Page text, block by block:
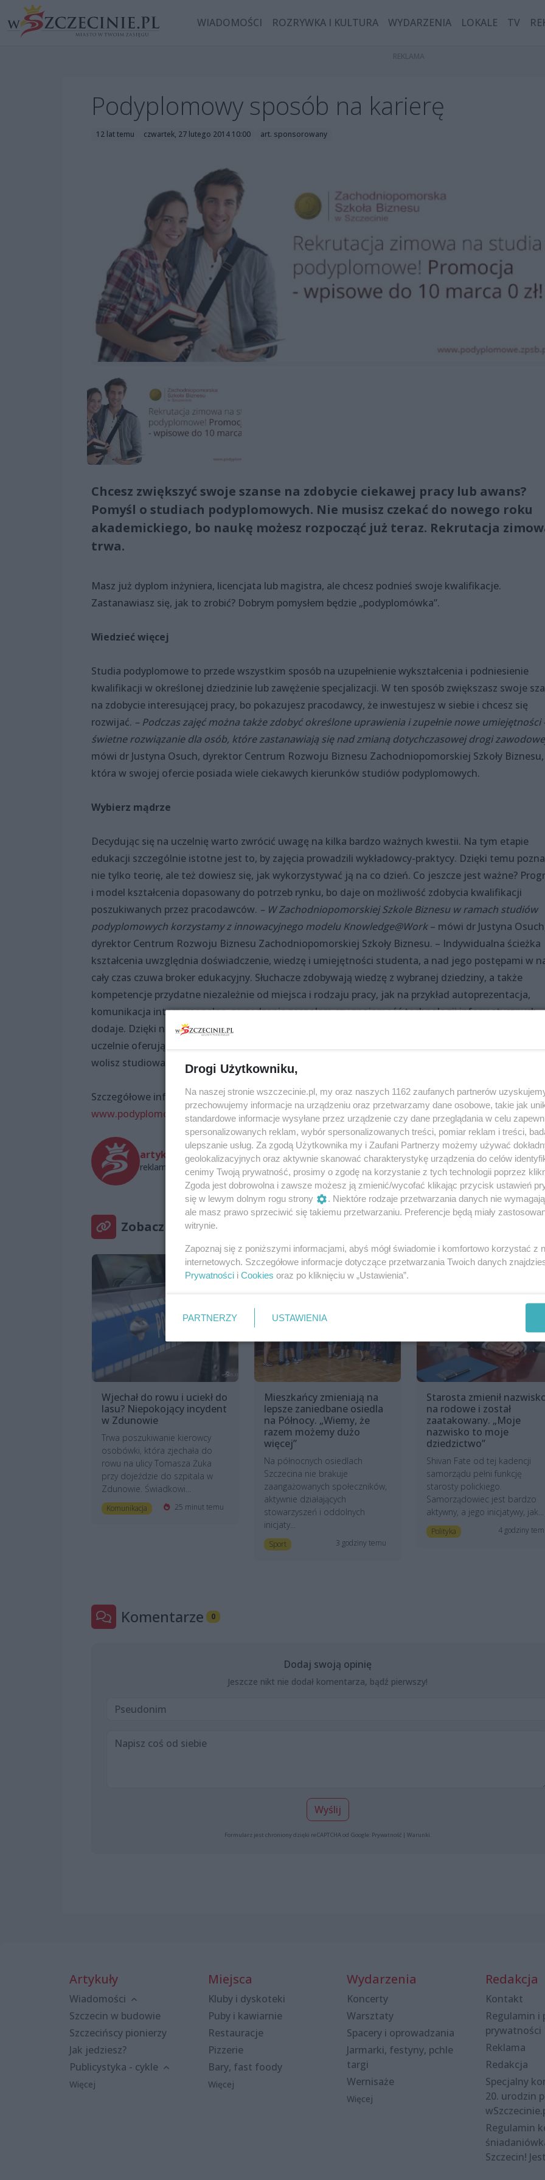
WIADOMOŚCI ROZRYWKA I KULTURA WYDARZENIA LOKALE TV
Podyplomowy sposób na karierę
12 lat temu czwartek, 27 lutego 2014 10:00 art. sponsorowany
Chcesz zwiększyć swoje szanse na zdobycie ciekawej pracy lub awans?
Pomyśl o studiach podyplomowych. Nie musisz czekać do nowego roku
akademickiego, bo naukę możesz rozpocząć już teraz. Rekrutacja
trwa.
Masz już dyplom inżyniera, licencjata lub magistra, ale chcesz podnieś swoje kwalifikacje.
Zastanawiasz się, jak to zrobić? Dobrym pomysłem będzie „podyplomówka”.
Wiedzieć więcej
Studia podyplomowe to przede wszystkim sposób na uzupełnienie wykształcenia i podniesienie
kwalifikacji w określonej dziedzinie lub zawężenie specjalizacji. W ten sposób zwiększasz swoje
na zdobycie interesującej pracy, bo pokazujesz pracodawcy, że inwestujesz w siebie i chcesz się
rozwijać. – Podczas zajęć można także zdobyć określone uprawienia i zupełnie nowe umiejętności
świetne rozwiązanie dla osób, które zastanawiają się nad zmianą dotychczasowej drogi
mówi dr Justyna Osuch, dyrektor Centrum Rozwoju Biznesu Zachodniopomorskiej Szkoły Biznesu,
która w swojej ofercie posiada wiele ciekawych kierunków studiów podyplomowych.
Wybierz mądrze
Decydując się na uczelnię warto zwrócić uwagę na kilka bardzo ważnych kwestii. Na tym etapie
edukacji szczególnie istotne jest to, by zajęcia prowadzili wykładowcy-praktycy. Dzięki temu
nie tylko teorię, ale też dowiesz się, jak wykorzystywać ją na co dzień. Co jeszcze jest ważne?
i model kształcenia dopasowany do potrzeb rynku, bo daje on możliwość zdobycia kwalifikacji
poszukiwanych przez pracodawców. – W Zachodniopomorskiej Szkole Biznesu w ramach studiów
podyplomowych korzystamy z innowacyjnego modelu Knowledge@Work– mówi dr Justyna
dyrektor Centrum Rozwoju Biznesu Zachodniopomorskiej Szkoły Biznesu. – Indywidualna ścieżka
kształcenia uwzględnia doświadczenie, wiedzę i umiejętności studenta, a nad jego postępami w
cały czas czuwa broker edukacyjny. Słuchacze zdobywają wiedzę z wybranej dziedziny, a także
kompetencje przydatne niezależnie od miejsca i rodzaju pracy, jak na przykład autoprezentacja,
komunikacja interpersonalna, zarządzanie zespołem czy znajomość technologii informatycznych –
dodaje. Dzięki nowoczesnym rozwiązaniom dziś uczyć można się w dowolnym miejscu i czasie, bo
uczelnie oferują również kursy e-learningowe. To świetna propozycja, jeśli pracujesz w weekendy
wolisz studiować zdalnie.
Szczegółowe informacje na temat zimowej rekrutacji na studia podyplomowe znajdziesz na
www.podyplomowe.zpsb.pl.
artykuł sponsorowany
reklama@wszczecinie.pl Udostępnij
Zobacz też
Wjechał do rowu i uciekł do
lasu? Niepokojący incydent
w Zdunowie
Trwa poszukiwanie kierowcy
osobówki, która zjechała do
rowu na ulicy Tomasza Żuka
przy dojeździe do szpitala w
Zdunowie. Świadkowi...
Komunikacja 25 minut temu
Mieszkańcy zmieniają na
lepsze zaniedbane osiedla
na Północy. „Wiemy, że
razem możemy dużo
więcej”
Na północnych osiedlach
Szczecina nie brakuje
zaangażowanych społeczników,
aktywnie działających
stowarzyszeń i oddolnych
inicjaty...
Sport 3 godziny temu
Starosta zmienił
na rodowe i został
zaatakowany. „Moje
nazwisko to moje
dziedzictwo”
Shivan Fate od tej kadencji
samorządu pełni funkcję
starosty polickiego.
Samorządowiec jest bardzo
aktywny, a jego inicjatywy, jak...
Polityka 4 godziny
Komentarze 0
Dodaj swoją opinię
Jeszcze nikt nie dodał komentarza, bądź pierwszy!
Wyślij
Formularz jest chroniony dzięki reCAPTCHA od Google: Prywatność| Warunki
Artykuły
Wiadomości
Szczecin w budowie
Szczecińscy pionierzy
Jak jedziesz?
Publicystyka - cykle
Więcej
Miejsca
Kluby i dyskoteki
Puby i kawiarnie
Restauracje
Pizzerie
Bary, fast foody
Więcej
Wydarzenia
Koncerty
Warsztaty
Spacery i oprowadzania
Jarmarki, festyny, pchle
targi
Wernisaże
Więcej
Redakcja
Kontakt
Regulamin i
prywatności
Reklama
Redakcja
Specjalny
20. urodzin
Regulamin
Szczecin!
Drogi Użytkowniku,
Na naszej stronie wszczecinie.pl, my oraz naszych 1162 zaufanych partnerów
przechowujemy informacje na urządzeniu oraz przetwarzamy dane osobowe, takie jak
standardowe informacje wysyłane przez urządzenie czy dane przeglądania w celu
spersonalizowanych reklam, wybór spersonalizowanych treści, pomiar reklam i treści,
ulepszanie usług. Za zgodą Użytkownika my i Zaufani Partnerzy możemy używać
geolokalizacyjnych oraz aktywnie skanować charakterystykę urządzenia do celów
cenimy Twoją prywatność, prosimy o zgodę na korzystanie z tych technologii poprzez
Zgoda jest dobrowolna i zawsze możesz ją zmienić/wycofać klikając przycisk ustawień
się w lewym dolnym rogu strony
. Niektóre rodzaje przetwarzania danych nie
ale masz prawo sprzeciwić się takiemu przetwarzaniu. Preferencje będą miały
witrynie.
Zapoznaj się z poniższymi informacjami, abyś mógł świadomie i komfortowo korzystać z
internetowych. Szczegółowe informacje dotyczące przetwarzania Twoich danych
Prywatności i Cookies oraz po kliknięciu w „Ustawienia”.
PARTNERZY USTAWIENIA